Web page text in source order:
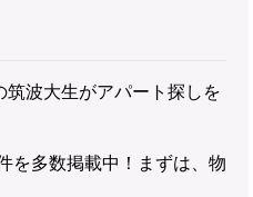
波大生がアパート探しを
を多数掲載中！まずは、物